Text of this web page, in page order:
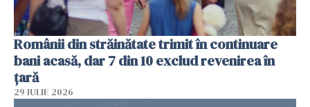
Românii din străinătate trimit în continuare
bani acasă, dar 7 din 10 exclud revenirea în
țară
29 IULIE 2026